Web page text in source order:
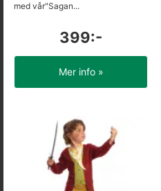
med vår"Sagan...
399:-
Mer info »